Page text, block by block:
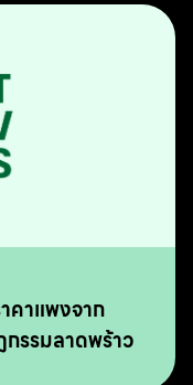
คาแพงจาก
รรมลาดพร้าว